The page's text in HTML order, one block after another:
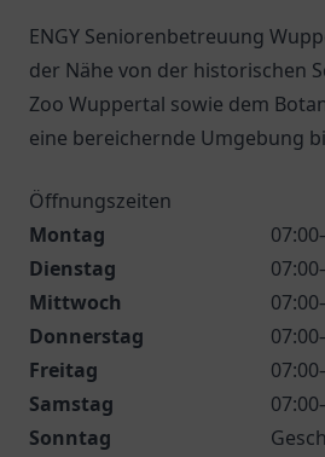
ENGY Seniorenbetreuung
der Nähe von der historischen
Zoo Wuppertal sowie dem
eine bereichernde Umgebung
Öffnungszeiten
Montag
Dienstag
Mittwoch
Donnerstag
Freitag
Samstag
Sonntag